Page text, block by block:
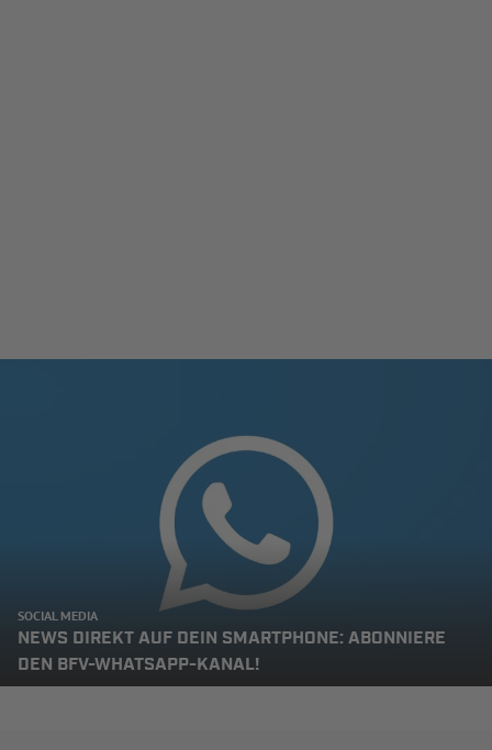
SOCIAL MEDIA
NEWS DIREKT AUF DEIN SMARTPHONE: ABONNIERE
DEN BFV-WHATSAPP-KANAL!